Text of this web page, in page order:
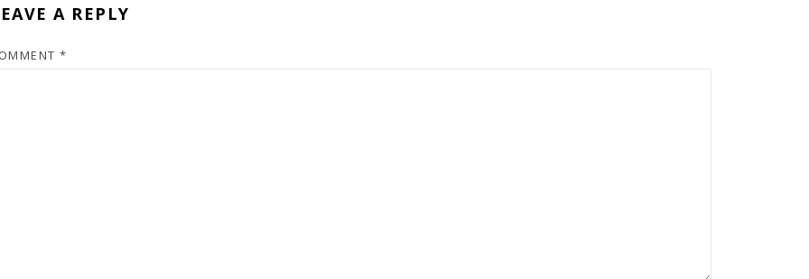
A REPLY
*